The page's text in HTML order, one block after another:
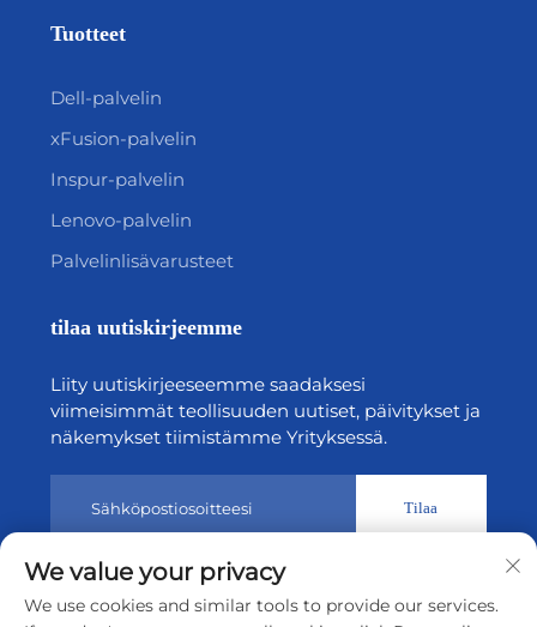
Tuotteet
Dell-palvelin
xFusion-palvelin
Inspur-palvelin
Lenovo-palvelin
Palvelinlisävarusteet
tilaa uutiskirjeemme
Liity uutiskirjeeseemme saadaksesi
viimeisimmät teollisuuden uutiset, päivitykset ja
näkemykset tiimistämme Yrityksessä.
Tilaa
Tekijänoikeus © 2026 Shenzhen Tiansheng Cloud Technology
We value your privacy
We use cookies and similar tools to provide our services.